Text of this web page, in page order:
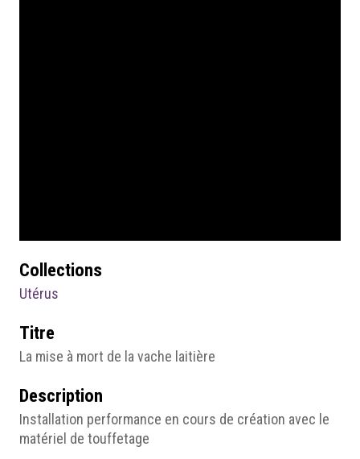
Collections
Utérus
Titre
La mise à mort de la vache laitière
Description
Installation performance en cours de création avec le
matériel de touffetage